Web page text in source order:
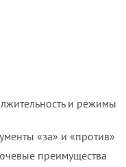
и режимы
«за» и «против»
преимущества